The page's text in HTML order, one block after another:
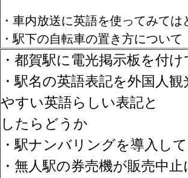
・車内放送に英語を使ってみては
・駅下の自転車の置き方について
・都賀駅に電光掲示板を付
・駅名の英語表記を外国人
やすい英語らしい表記と
したらどうか
・駅ナンバリングを導入し
・無人駅の券売機が販売中